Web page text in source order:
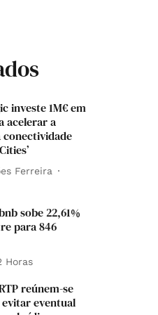
investe 1M€ em
acelerar a
conectividade
Ferreira
sobe 22,61%
para 846
Horas
reúnem-se
evitar eventual